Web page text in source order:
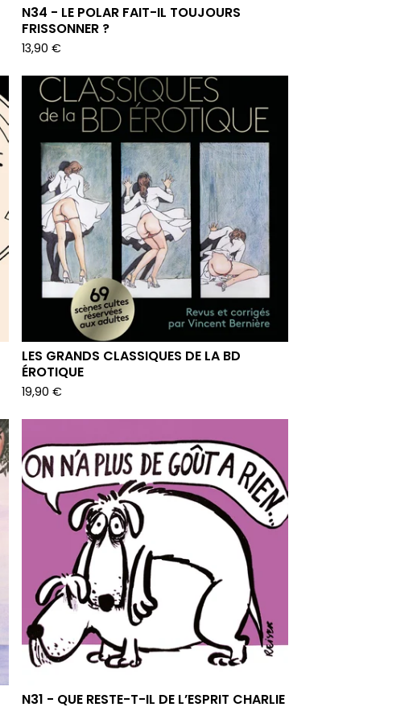
N34 - LE POLAR FAIT-IL TOUJOURS
FRISSONNER ?
13,90€
LES GRANDS CLASSIQUES DE LA BD
ÉROTIQUE
19,90€
N31 - QUE RESTE-T-IL DE L’ESPRIT CHARLIE